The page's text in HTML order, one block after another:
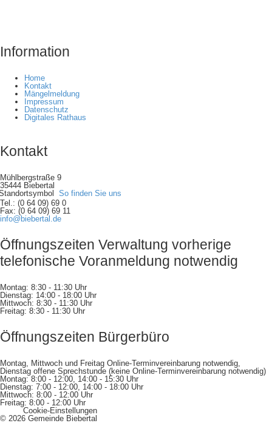
Information
Home
Kontakt
Mängelmeldung
Impressum
Datenschutz
Digitales Rathaus
Kontakt
Mühlbergstraße 9
35444 Biebertal
So finden Sie uns
Tel.: (0 64 09) 69 0
Fax: (0 64 09) 69 11
info@biebertal.de
Öffnungszeiten Verwaltung vorherige
telefonische Voranmeldung notwendig
Montag: 8:30 - 11:30 Uhr
Dienstag: 14:00 - 18:00 Uhr
Mittwoch: 8:30 - 11:30 Uhr
Freitag: 8:30 - 11:30 Uhr
Öffnungszeiten Bürgerbüro
Montag, Mittwoch und Freitag Online-Terminvereinbarung notwendig,
Dienstag offene Sprechstunde (keine Online-Terminvereinbarung notwendig)
Montag: 8:00 - 12:00, 14:00 - 15:30 Uhr
Dienstag: 7:00 - 12:00, 14:00 - 18:00 Uhr
Mittwoch: 8:00 - 12:00 Uhr
Freitag: 8:00 - 12:00 Uhr
Cookie-Einstellungen
© 2026 Gemeinde Biebertal